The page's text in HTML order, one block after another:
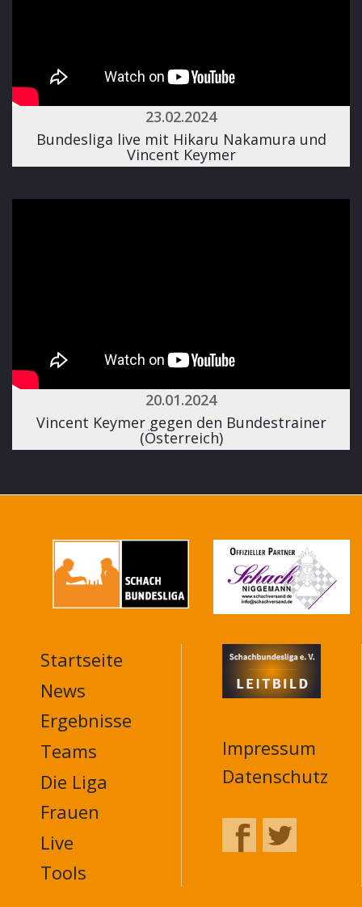
23.02.2024
Bundesliga live mit Hikaru Nakamura und
Vincent Keymer
20.01.2024
Vincent Keymer gegen den Bundestrainer
(Österreich)
MAIN
NAVIGATION
FOOTER
Startseite
News
Ergebnisse
Teams
Die Liga
Frauen
Live
Tools
Impressum
Datenschutz